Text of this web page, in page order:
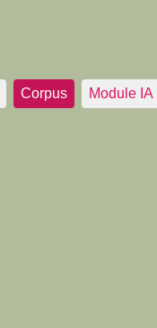
Corpus Module IA